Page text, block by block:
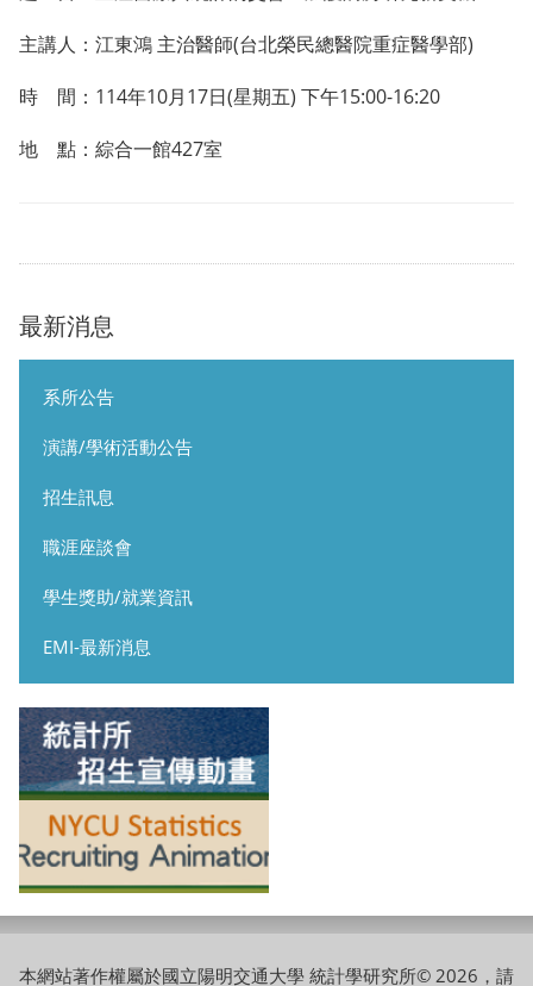
最新消息
系所公告
演講/學術活動公告
招生訊息
職涯座談會
學生獎助/就業資訊
EMI-最新消息
主講人：江東鴻 主治醫師(台北榮民總醫院重症醫學部)
時 間：114年10月17日(星期五) 下午15:00-16:20
地 點：綜合一館427室
本網站著作權屬於國立陽明交通大學 統計學研究所© 2026，請